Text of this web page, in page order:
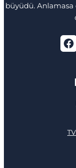
büyüdü. Anlamasa
Facebook